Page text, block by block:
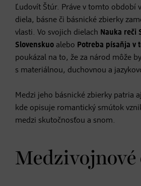
Ľudovít Štúr. Práve v tomto období
diela, básne či básnické zbierky
vlasti. Vo svojich dielach Nauka reči
Slovenskuo alebo Potreba písaňja v
poukázal na to, že za národ môže
s materiálnou, duchovnou a
Medzi jeho básnické zbierky patria aj
kde opisuje romantický smútok
medzi skutočnosťou a snom.
Medzivojnové